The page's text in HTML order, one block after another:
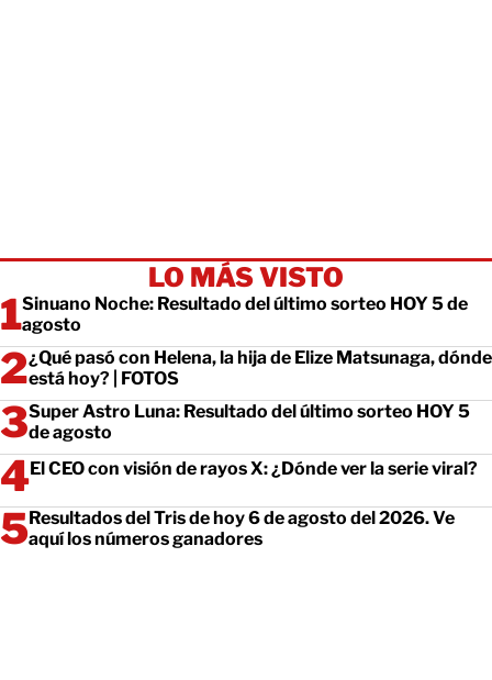
LO MÁS VISTO
Sinuano Noche: Resultado del último sorteo HOY 5 de
agosto
¿Qué pasó con Helena, la hija de Elize Matsunaga, dónde
está hoy? | FOTOS
Super Astro Luna: Resultado del último sorteo HOY 5
de agosto
El CEO con visión de rayos X: ¿Dónde ver la serie viral?
Resultados del Tris de hoy 6 de agosto del 2026. Ve
aquí los números ganadores